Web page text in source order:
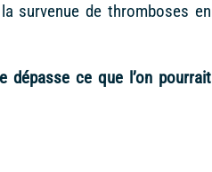
survenue de thromboses en
dépasse ce que l’on pourrait